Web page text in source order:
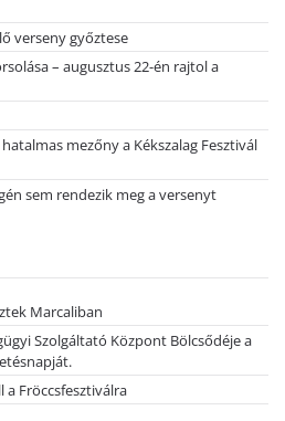
verseny győztese
– augusztus 22-én rajtol a
mezőny a Kékszalag Fesztivál
sem rendezik meg a versenyt
Marcaliban
Szolgáltató Központ Bölcsődéje a
a Fröccsfesztiválra